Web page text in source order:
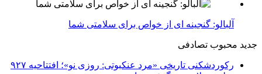
آلبالو: گنجینه ای از خواص برای سلامتی شما
جدید محبوب تصادفی
رکوردشکنی تاریخی «مرد عنکبوتی: روزی نو»؛ افتتاحیه ۹۲۷